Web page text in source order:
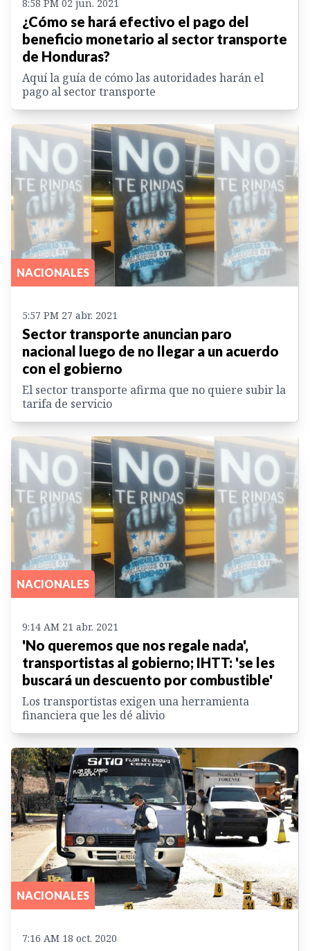
8:58 PM 02 jun. 2021
¿Cómo se hará efectivo el pago del
beneficio monetario al sector transporte
de Honduras?
Aquí la guía de cómo las autoridades harán el
pago al sector transporte
NACIONALES
5:57 PM 27 abr. 2021
Sector transporte anuncian paro
nacional luego de no llegar a un acuerdo
con el gobierno
El sector transporte afirma que no quiere subir la
tarifa de servicio
NACIONALES
9:14 AM 21 abr. 2021
'No queremos que nos regale nada',
transportistas al gobierno; IHTT: 'se les
buscará un descuento por combustible'
Los transportistas exigen una herramienta
financiera que les dé alivio
NACIONALES
7:16 AM 18 oct. 2020